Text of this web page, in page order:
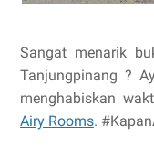
Sangat menarik
Tanjungpinang ?
menghabiskan
Airy Rooms.